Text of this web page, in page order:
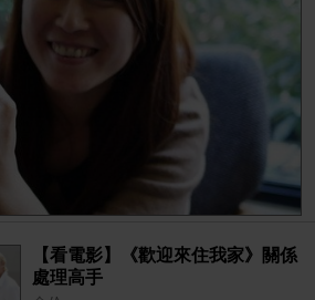
【看電影】《歡迎來住我家》關係
處理高手